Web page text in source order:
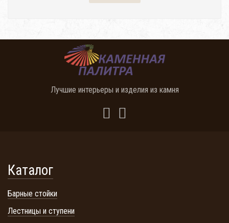
Лучшие интерьеры и изделия из камня
Каталог
Барные стойки
Лестницы и ступени